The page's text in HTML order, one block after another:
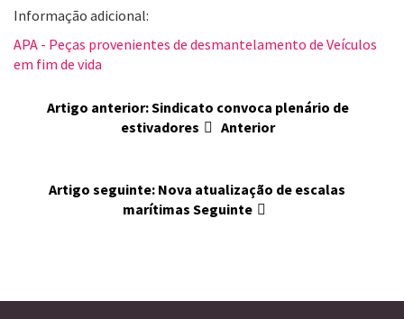
Informação adicional:
APA - Peças provenientes de desmantelamento de Veículos
em fim de vida
Artigo anterior: Sindicato convoca plenário de
estivadores
Anterior
Artigo seguinte: Nova atualização de escalas
marítimas Seguinte